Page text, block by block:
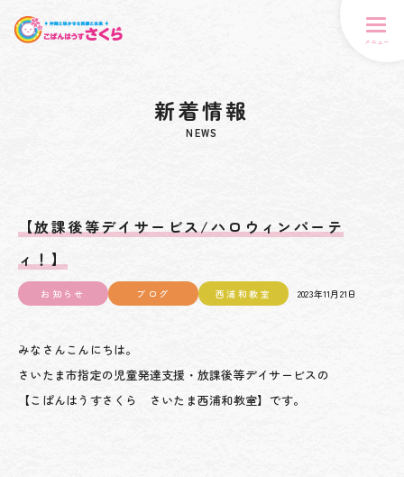
メニュー
新着情報
NEWS
【放課後等デイサービス/ハロウィンパーテ
ィ！】
お知らせ ブログ 西浦和教室 2023年11月21日
みなさんこんにちは。
さいたま市指定の児童発達支援・放課後等デイサービスの
【こぱんはうすさくら さいたま西浦和教室】です。